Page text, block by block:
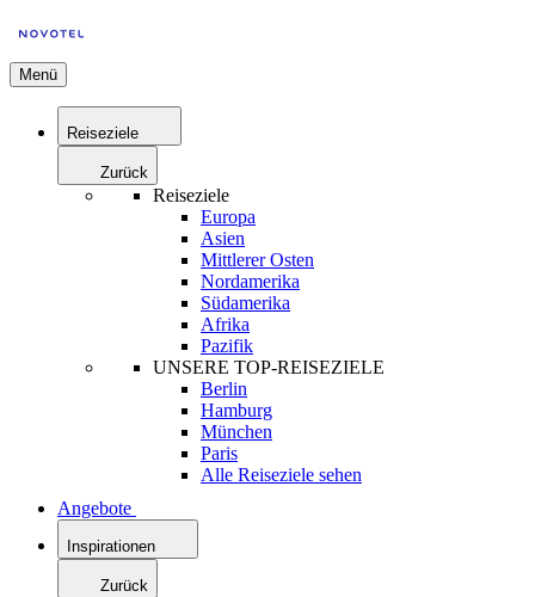
Menü
Reiseziele
Zurück
Reiseziele
Europa
Asien
Mittlerer Osten
Nordamerika
Südamerika
Afrika
Pazifik
UNSERE TOP-REISEZIELE
Berlin
Hamburg
München
Paris
Alle Reiseziele sehen
Angebote
Inspirationen
Zurück